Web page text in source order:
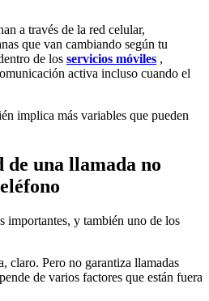
a través de la red celular,
que van cambiando según tu
de los servicios móviles ,
activa incluso cuando el
implica más variables que pueden
una llamada no
importantes, y también uno de los
claro. Pero no garantiza llamadas
de varios factores que están fuera